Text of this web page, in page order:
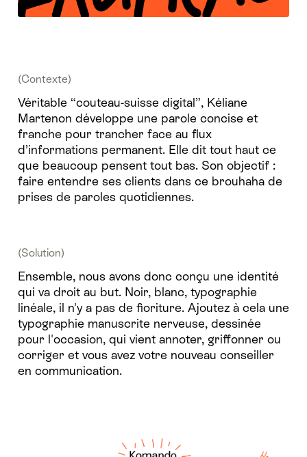
(Contexte)
Véritable “couteau-suisse digital”, Kéliane
Martenon développe une parole concise et
franche pour trancher face au flux
d’informations permanent. Elle dit tout haut ce
que beaucoup pensent tout bas. Son objectif :
faire entendre ses clients dans ce brouhaha de
prises de paroles quotidiennes.
(Solution)
Ensemble, nous avons donc conçu une identité
qui va droit au but. Noir, blanc, typographie
linéale, il n'y a pas de fioriture. Ajoutez à cela une
typographie manuscrite nerveuse, dessinée
pour l'occasion, qui vient annoter, griffonner ou
corriger et vous avez votre nouveau conseiller
en communication.